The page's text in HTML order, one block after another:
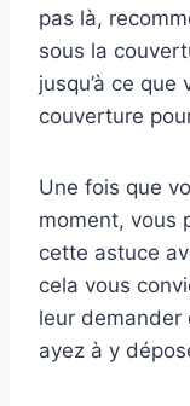
pas là,
sous la
jusqu’à ce
couverture
Une fois que
moment, vous
cette astuce
cela vous
leur demander
ayez à y